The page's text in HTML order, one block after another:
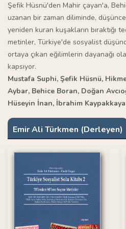
Şefik Hüsnü'den Mahir çayan'a,
uzanan bir zaman diliminde,
yeniden kuran kuşakların bıraktığı
metinler, Türkiye'de sosyalist
ortaya çıkan eğilimlerin dayanağı
kapsıyor.
Mustafa Suphi, Şefik Hüsnü,
Aybar, Behice Boran, Doğan
Hüseyin İnan, İbrahim Kaypakkaya
Emir Ali Türkmen (Derleyen)